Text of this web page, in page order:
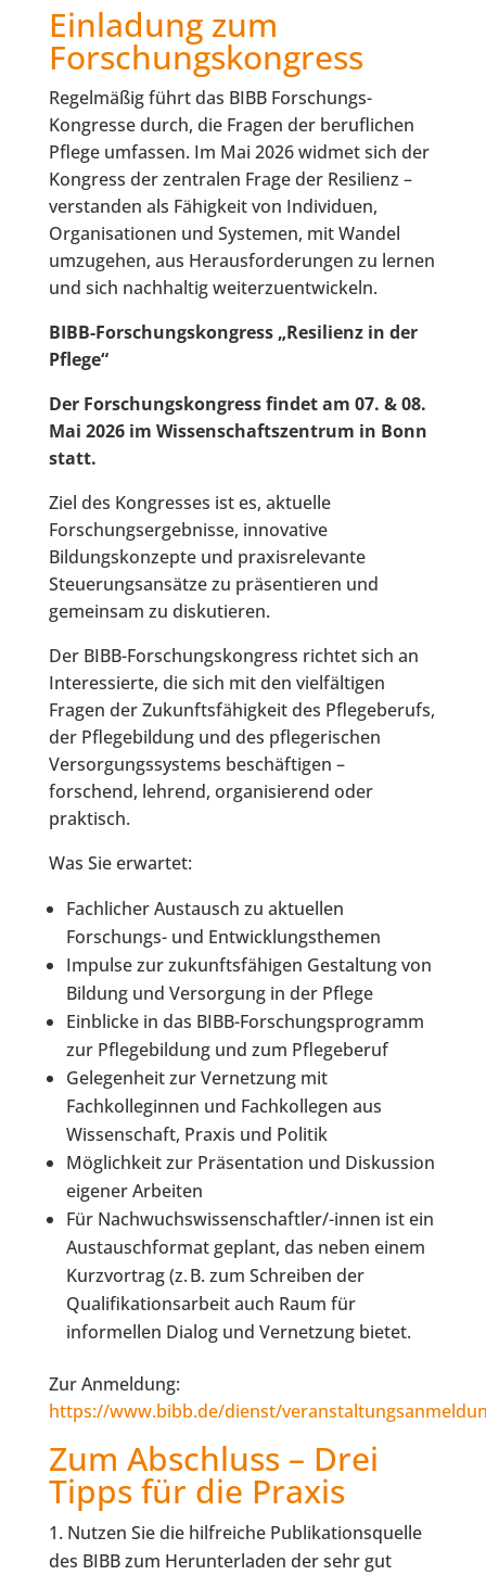
Einladung zum
Forschungskongress
Regelmäßig führt das BIBB Forschungs-
Kongresse durch, die Fragen der beruflichen
Pflege umfassen. Im Mai 2026 widmet sich der
Kongress der zentralen Frage der Resilienz –
verstanden als Fähigkeit von Individuen,
Organisationen und Systemen, mit Wandel
umzugehen, aus Herausforderungen zu lernen
und sich nachhaltig weiterzuentwickeln.
BIBB-Forschungskongress „Resilienz in der
Pflege“
Der Forschungskongress findet am 07. & 08.
Mai 2026 im Wissenschaftszentrum in Bonn
statt.
Ziel des Kongresses ist es, aktuelle
Forschungsergebnisse, innovative
Bildungskonzepte und praxisrelevante
Steuerungsansätze zu präsentieren und
gemeinsam zu diskutieren.
Der BIBB-Forschungskongress richtet sich an
Interessierte, die sich mit den vielfältigen
Fragen der Zukunftsfähigkeit des Pflegeberufs,
der Pflegebildung und des pflegerischen
Versorgungssystems beschäftigen –
forschend, lehrend, organisierend oder
praktisch.
Was Sie erwartet:
Fachlicher Austausch zu aktuellen
Forschungs- und Entwicklungsthemen
Impulse zur zukunftsfähigen Gestaltung von
Bildung und Versorgung in der Pflege
Einblicke in das BIBB-Forschungsprogramm
zur Pflegebildung und zum Pflegeberuf
Gelegenheit zur Vernetzung mit
Fachkolleginnen und Fachkollegen aus
Wissenschaft, Praxis und Politik
Möglichkeit zur Präsentation und Diskussion
eigener Arbeiten
Für Nachwuchswissenschaftler/-innen ist ein
Austauschformat geplant, das neben einem
Kurzvortrag (z. B. zum Schreiben der
Qualifikationsarbeit auch Raum für
informellen Dialog und Vernetzung bietet.
Zur Anmeldung:
https://www.bibb.de/dienst/
Zum Abschluss – Drei
Tipps für die Praxis
Nutzen Sie die hilfreiche Publikationsquelle
des BIBB zum Herunterladen der sehr gut